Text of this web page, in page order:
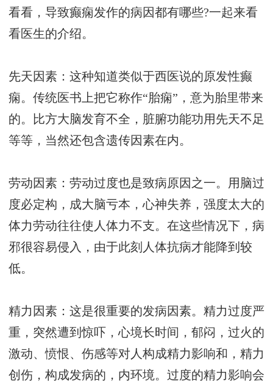
看看，导致癫痫发作的病因都有哪些?一起来看
看医生的介绍。
先天因素：这种知道类似于西医说的原发性癫
痫。传统医书上把它称作“胎痫”，意为胎里带来
的。比方大脑发育不全，脏腑功能功用先天不足
等等，当然还包含遗传因素在内。
劳动因素：劳动过度也是致病原因之一。用脑过
度必定构，成大脑亏本，心神失养，强度太大的
体力劳动往往使人体力不支。在这些情况下，病
邪很容易侵入，由于此刻人体抗病才能降到较
低。
精力因素：这是很重要的发病因素。精力过度严
重，突然遭到惊吓，心境长时间，郁闷，过火的
激动、愤恨、伤感等对人构成精力影响和，精力
创伤，构成发病的，内环境。过度的精力影响会